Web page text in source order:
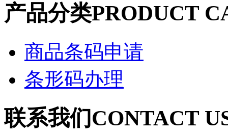
产品分类PRODUCT
商品条码申请
条形码办理
联系我们CONTACT